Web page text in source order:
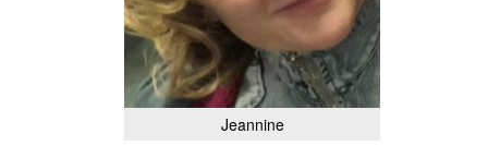
Jeannine